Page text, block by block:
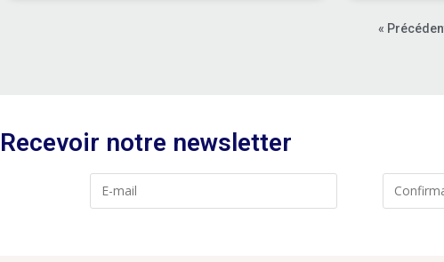
«
Recevoir notre newsletter